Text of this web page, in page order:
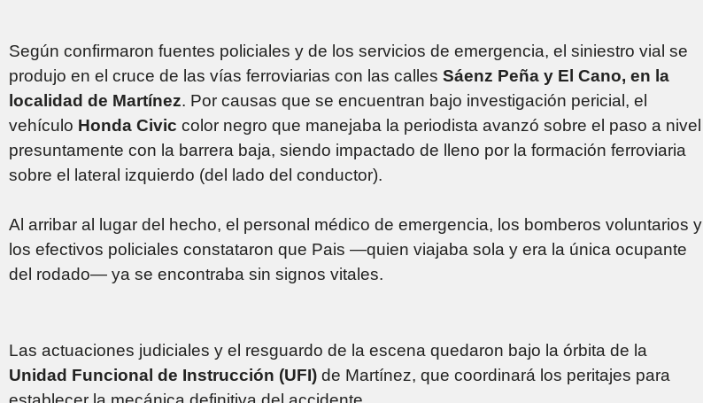
Según confirmaron fuentes policiales y de los servicios de emergencia, el siniestro vial se
produjo en el cruce de las vías ferroviarias con las calles Sáenz Peña y El Cano, en la
localidad de Martínez. Por causas que se encuentran bajo investigación pericial, el
vehículo Honda Civic color negro que manejaba la periodista avanzó sobre el paso a nivel
presuntamente con la barrera baja, siendo impactado de lleno por la formación ferroviaria
sobre el lateral izquierdo (del lado del conductor).
Al arribar al lugar del hecho, el personal médico de emergencia, los bomberos voluntarios y
los efectivos policiales constataron que Pais —quien viajaba sola y era la única ocupante
del rodado— ya se encontraba sin signos vitales.
Las actuaciones judiciales y el resguardo de la escena quedaron bajo la órbita de la
Unidad Funcional de Instrucción (UFI) de Martínez, que coordinará los peritajes para